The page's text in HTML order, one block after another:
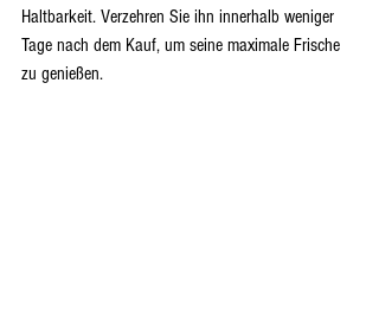
Haltbarkeit. Verzehren Sie ihn innerhalb weniger
Tage nach dem Kauf, um seine maximale Frische
zu genießen.